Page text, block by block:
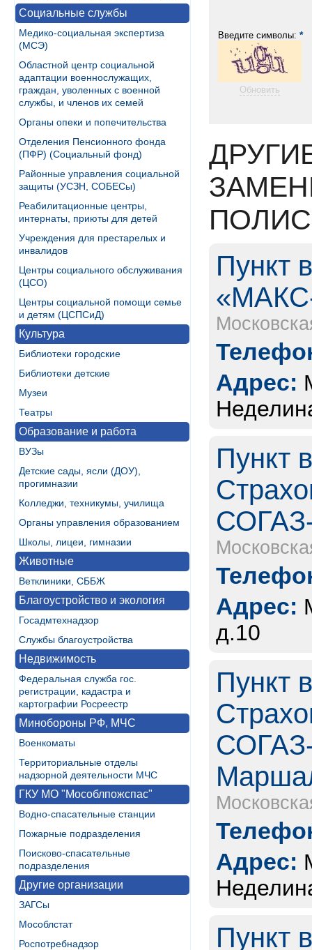
Социальные службы
Медико-социальная экспертиза
(МСЭ)
Областной центр социальной
адаптации военнослужащих,
граждан, уволенных с военной
службы, и членов их семей
Органы опеки и попечительства
Отделения Пенсионного фонда
(ПФР) (Социальный фонд)
Районные управления социальной
защиты (УСЗН, СОБЕСы)
Реабилитационные центры,
интернаты, приюты для детей
Учреждения для престарелых и
инвалидов
Центры социального обслуживания
(ЦСО)
Центры социальной помощи семье
и детям (ЦСПСиД)
Культура
Библиотеки городские
Библиотеки детские
Музеи
Театры
Образование и работа
ВУЗы
Детские сады, ясли (ДОУ),
прогимназии
Колледжи, техникумы, училища
Органы управления образованием
Школы, лицеи, гимназии
Животные
Ветклиники, СББЖ
Благоустройство и экология
Госадмтехнадзор
Службы благоустройства
Недвижимость
Федеральная служба гос.
регистрации, кадастра и
картографии Росреестр
Минобороны РФ, МЧС
Военкоматы
Территориальные отделы
надзорной деятельности МЧС
ГКУ МО "Мособлпожспас"
Водно-спасательные станции
Пожарные подразделения
Поисково-спасательные
подразделения
Другие организации
ЗАГСы
Мособлстат
Роспотребнадзор
Введите символы: *
Обновить
Пункт
Адрес:
Пункт
Адрес:
д.10
Пункт
Адрес:
Пункт